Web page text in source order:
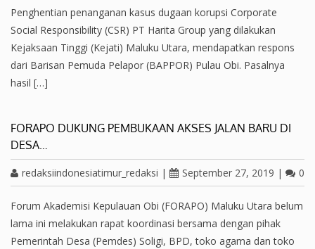
Penghentian penanganan kasus dugaan korupsi Corporate
Social Responsibility (CSR) PT Harita Group yang dilakukan
Kejaksaan Tinggi (Kejati) Maluku Utara, mendapatkan respons
dari Barisan Pemuda Pelapor (BAPPOR) Pulau Obi. Pasalnya
hasil […]
FORAPO DUKUNG PEMBUKAAN AKSES JALAN BARU DI
DESA…
redaksiindonesiatimur_redaksi | September 27, 2019 | 0
Forum Akademisi Kepulauan Obi (FORAPO) Maluku Utara belum
lama ini melakukan rapat koordinasi bersama dengan pihak
Pemerintah Desa (Pemdes) Soligi, BPD, toko agama dan toko